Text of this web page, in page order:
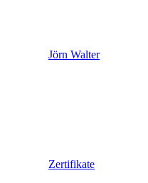
Jörn Walter
Zertifikate